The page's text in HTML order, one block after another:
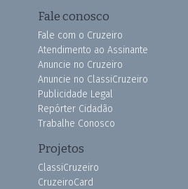
Fale conosco
Fale com o Cruzeiro
Atendimento ao Assinante
Anuncie no Cruzeiro
Anuncie no ClassiCruzeiro
Publicidade Legal
Repórter Cidadão
Trabalhe Conosco
Projetos
ClassiCruzeiro
CruzeiroCard